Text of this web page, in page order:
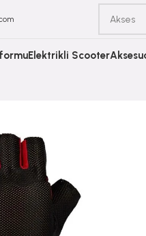
Elektrikli Scooter